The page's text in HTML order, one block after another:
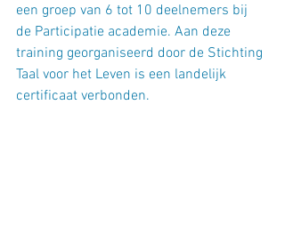
een groep van 6 tot 10 deelnemers bij
de Participatie academie. Aan deze
training georganiseerd door de Stichting
Taal voor het Leven is een landelijk
certificaat verbonden.